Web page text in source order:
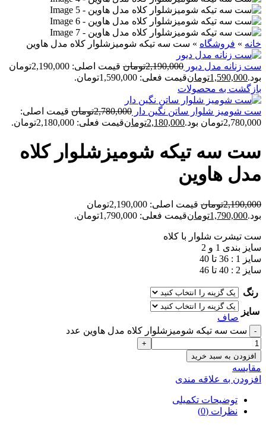
خانه » فروشگاه » ست سه تيکه شوميزشلوار کلاه مدل هاوين
ست زنانه مدل ديور 2,190,000تومان
قیمت اصلی: 2,190,000تومان
بود.1,590,000تومانقیمت فعلی: 1,590,000تومان.
بازگشت به محصولات
ست شوميز شلوار ساتن نگين دار 2,780,000تومان قیمت اصلی:
2,780,000تومان بود.
2,180,000تومانقیمت فعلی: 2,180,000تومان.
ست سه تيکه شوميزشلوار کلاه
مدل هاوين
2,190,000تومان
قیمت اصلی: 2,190,000تومان
بود.1,790,000تومانقیمت فعلی: 1,790,000تومان.
ست تیشرت شلوار با کلاه
سایز بندی 1 و 2
سایز 1 : 36 تا 40
سایز 2 : 40 تا 46
رنگ
سایز
صاف
ست سه تيکه شوميزشلوار کلاه مدل هاوين عدد
افزودن به سبد خرید
مقايسه
افزودن به علاقه مندی
توضیحات تکمیلی
نظرات (0)